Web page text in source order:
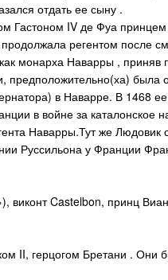
отдать ее сыну .
Гастоном IV де Фуа
регентом после
монарха Наварры , приняв
была
в Наварре. В 1468
в войне за каталонское
Наварры.Тут же Людовик
Руссильона у Франции
виконт Castelbon, принц
II, герцогом Бретани . Они